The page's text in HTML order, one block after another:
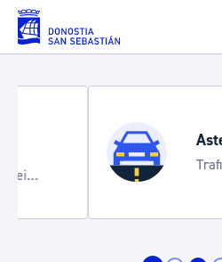
Eduki nagusira joan
Aste Nagusia
Trafiko
bereziak